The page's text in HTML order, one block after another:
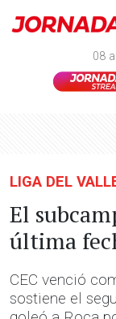
08
LIGA DEL
El
última
CEC venció
sostiene el